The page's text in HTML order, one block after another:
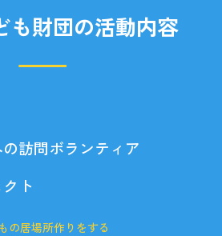
も財団の活動内容
訪問ボランティア
ト
の居場所作りをする